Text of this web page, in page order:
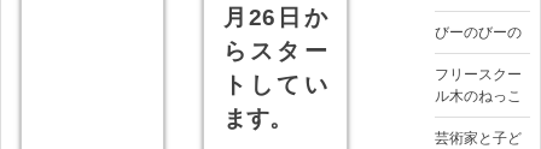
月26日か
らスター
トしてい
ます。
びーのびーの
フリースクー
ル木のねっこ
芸術家と子ど